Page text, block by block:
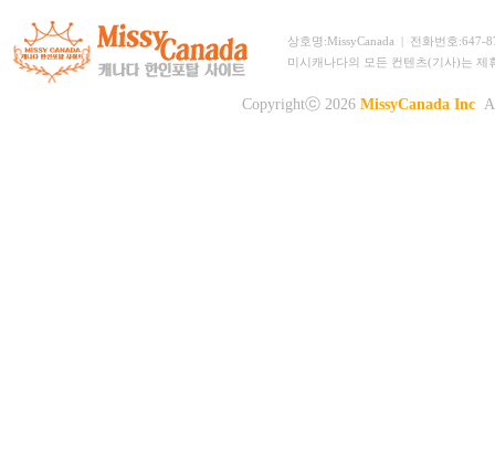
상호명:MissyCanada | 전화번호:647-
미시캐나다의 모든 컨텐츠(기사)는
Copyrightⓒ 2026 MissyCanada Inc